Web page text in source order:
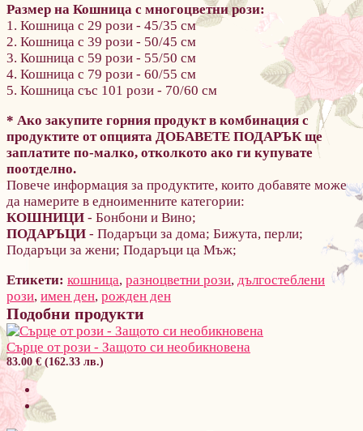
Размер на Кошница с многоцветни рози:
1. Кошница с 29 рози - 45/35 см
2. Кошница с 39 рози - 50/45 см
3. Кошница с 59 рози - 55/50 см
4. Кошница с 79 рози - 60/55 см
5. Кошница със 101 рози - 70/60 см
* Ако закупите горния продукт в комбинация с
продуктите от опцията ДОБАВЕТЕ ПОДАРЪК ще
заплатите по-малко, отколкото ако ги купувате
поотделно.
Повече информация за продуктите, които добавяте може
да намерите в едноименните категории:
КОШНИЦИ - Бонбони и Вино;
ПОДАРЪЦИ - Подаръци за дома; Бижута, перли;
Подаръци за жени; Подаръци ца Мъж;
Етикети: кошница, разноцветни рози, дългостеблени
рози, имен ден, рожден ден
Подобни продукти
Сърце от рози - Защото си необикновена
83.00 € (162.33 лв.)